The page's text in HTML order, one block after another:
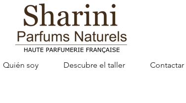
Quién soy Descubre el taller Contactar